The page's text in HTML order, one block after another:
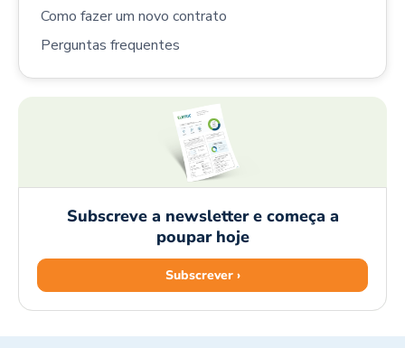
Como fazer um novo contrato
Perguntas frequentes
Subscreve a newsletter e começa a
poupar hoje
Subscrever ›